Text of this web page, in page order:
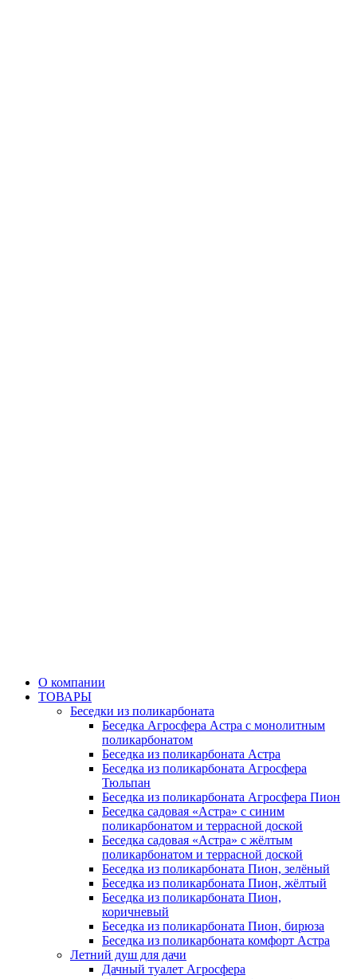
О компании
ТОВАРЫ
Беседки из поликарбоната
Беседка Агросфера Астра с монолитным
поликарбонатом
Беседка из поликарбоната Астра
Беседка из поликарбоната Агросфера
Тюльпан
Беседка из поликарбоната Агросфера Пион
Беседка садовая «Астра» с синим
поликарбонатом и террасной доской
Беседка садовая «Астра» с жёлтым
поликарбонатом и террасной доской
Беседка из поликарбоната Пион, зелёный
Беседка из поликарбоната Пион, жёлтый
Беседка из поликарбоната Пион,
коричневый
Беседка из поликарбоната Пион, бирюза
Беседка из поликарбоната комфорт Астра
Летний душ для дачи
Дачный туалет Агросфера